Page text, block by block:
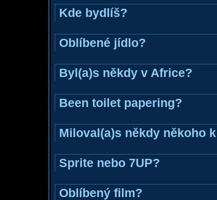
Kde bydlíš?
Oblíbené jídlo?
Byl(a)s někdy v Africe?
Been toilet papering?
Miloval(a)s někdy někoho
Sprite nebo 7UP?
Oblíbený film?